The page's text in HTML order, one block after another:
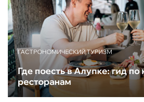
ГАСТРОНОМИЧЕСКИЙ ТУРИЗМ
Где поесть в Алупке: гид по
ресторанам